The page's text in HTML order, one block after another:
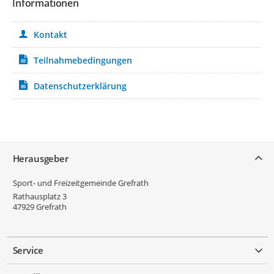
Informationen
Kontakt
Teilnahmebedingungen
Datenschutzerklärung
Herausgeber
Sport- und Freizeitgemeinde Grefrath
Rathausplatz 3
47929Grefrath
Service